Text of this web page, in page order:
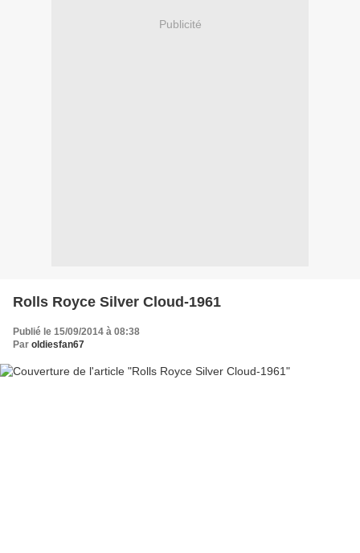
Publicité
Rolls Royce Silver Cloud-1961
Publié le 15/09/2014 à 08:38
Par oldiesfan67